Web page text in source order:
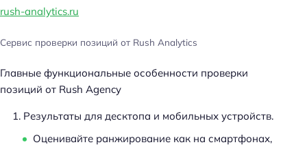
rush-analytics.ru
Сервис проверки позиций от Rush Analytics
Главные функциональные особенности проверки
позиций от Rush Agency
Результаты для десктопа и мобильных устройств.
Оценивайте ранжирование как на смартфонах,